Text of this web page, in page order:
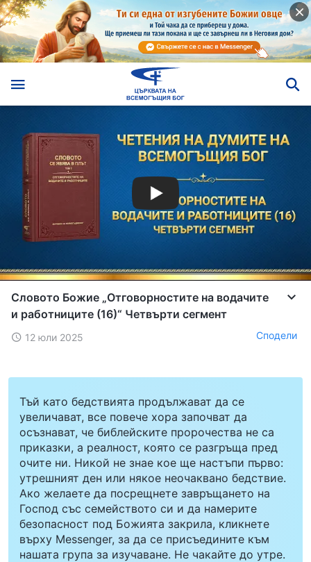
Словото Божие „Отговорностите на водачите
и работниците (16)“ Четвърти сегмент
12 юли 2025 Сподели
Тъй като бедствията продължават да се
увеличават, все повече хора започват да
осъзнават, че библейските пророчества не са
приказки, а реалност, която се разгръща пред
очите ни. Никой не знае кое ще настъпи първо:
утрешният ден или някое неочаквано бедствие.
Ако желаете да посрещнете завръщането на
Господ със семейството си и да намерите
безопасност под Божията закрила, кликнете
върху Messenger, за да се присъедините към
нашата група за изучаване. Не чакайте до утре.